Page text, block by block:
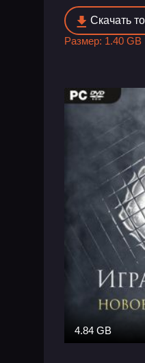
Скачать
Размер: 1.40 GB
4.84 GB